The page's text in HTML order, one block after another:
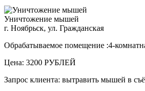
Уничтожение мышей
г. Ноябрьск, ул. Гражданская
Обрабатываемое помещение :4-
Цена: 3200 РУБЛЕЙ
Запрос клиента: вытравить мышей в